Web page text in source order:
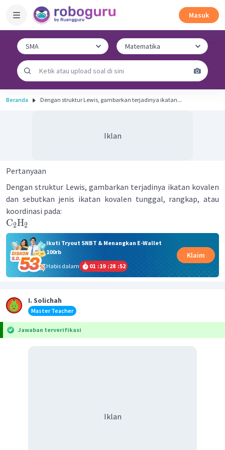
Masuk
Beranda Dengan struktur Lewis, gambarkan terjadinya ikatan...
Iklan
Pertanyaan
Dengan struktur Lewis, gambarkan terjadinya ikatan kovalen
dan sebutkan jenis ikatan kovalen tunggal, rangkap, atau
koordinasi pada:
C2H2
Ikuti Tryout SNBT & Menangkan E-Wallet
100rb
Habis dalam
01 :19 :28 :52
Klaim
I. Solichah
Master Teacher
Jawaban terverifikasi
Iklan